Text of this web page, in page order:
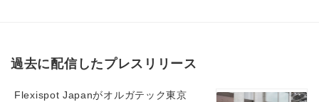
過去に配信したプレスリリース
Flexispot Japanがオルガテック東京